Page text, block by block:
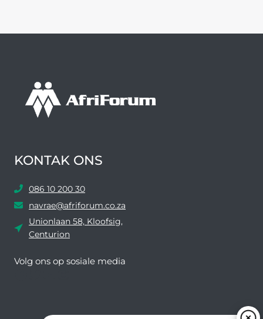
KONTAK ONS
086 10 200 30
navrae@afriforum.co.za
Unionlaan 58, Kloofsig,
Centurion
Volg ons ​​op sosiale media